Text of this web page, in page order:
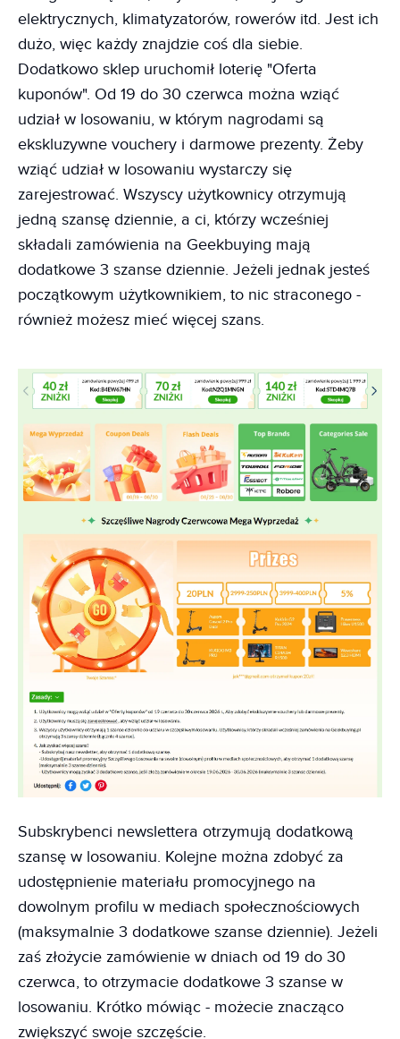
elektrycznych, klimatyzatorów, rowerów itd. Jest ich
dużo, więc każdy znajdzie coś dla siebie.
Dodatkowo sklep uruchomił loterię "Oferta
kuponów". Od 19 do 30 czerwca można wziąć
udział w losowaniu, w którym nagrodami są
ekskluzywne vouchery i darmowe prezenty. Żeby
wziąć udział w losowaniu wystarczy się
zarejestrować. Wszyscy użytkownicy otrzymują
jedną szansę dziennie, a ci, którzy wcześniej
składali zamówienia na Geekbuying mają
dodatkowe 3 szanse dziennie. Jeżeli jednak jesteś
początkowym użytkownikiem, to nic straconego -
również możesz mieć więcej szans.
Subskrybenci newslettera otrzymują dodatkową
szansę w losowaniu. Kolejne można zdobyć za
udostępnienie materiału promocyjnego na
dowolnym profilu w mediach społecznościowych
(maksymalnie 3 dodatkowe szanse dziennie). Jeżeli
zaś złożycie zamówienie w dniach od 19 do 30
czerwca, to otrzymacie dodatkowe 3 szanse w
losowaniu. Krótko mówiąc - możecie znacząco
zwiększyć swoje szczęście.